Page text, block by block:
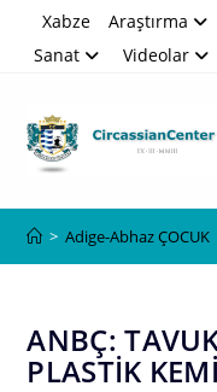
Xabze Araştırma
Sanat
Videolar
> Adige-Abhaz ÇOCUK
ANBÇ:
PLASTİK